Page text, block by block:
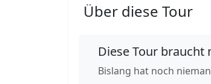
Über diese Tour
Diese Tour braucht
Bislang hat noch